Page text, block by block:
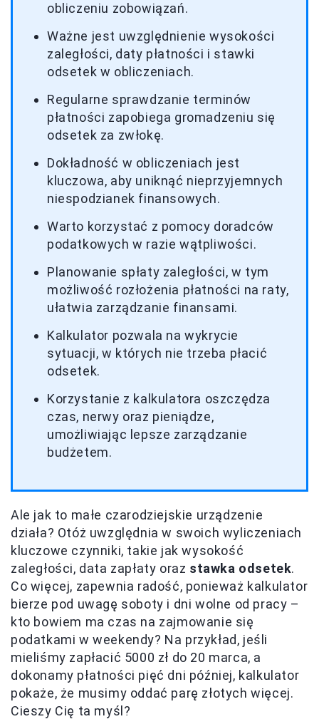
obliczeniu zobowiązań.
Ważne jest uwzględnienie wysokości
zaległości, daty płatności i stawki
odsetek w obliczeniach.
Regularne sprawdzanie terminów
płatności zapobiega gromadzeniu się
odsetek za zwłokę.
Dokładność w obliczeniach jest
kluczowa, aby uniknąć nieprzyjemnych
niespodzianek finansowych.
Warto korzystać z pomocy doradców
podatkowych w razie wątpliwości.
Planowanie spłaty zaległości, w tym
możliwość rozłożenia płatności na raty,
ułatwia zarządzanie finansami.
Kalkulator pozwala na wykrycie
sytuacji, w których nie trzeba płacić
odsetek.
Korzystanie z kalkulatora oszczędza
czas, nerwy oraz pieniądze,
umożliwiając lepsze zarządzanie
budżetem.
Ale jak to małe czarodziejskie urządzenie
działa? Otóż uwzględnia w swoich wyliczeniach
kluczowe czynniki, takie jak wysokość
zaległości, data zapłaty oraz stawka odsetek.
Co więcej, zapewnia radość, ponieważ kalkulator
bierze pod uwagę soboty i dni wolne od pracy –
kto bowiem ma czas na zajmowanie się
podatkami w weekendy? Na przykład, jeśli
mieliśmy zapłacić 5000 zł do 20 marca, a
dokonamy płatności pięć dni później, kalkulator
pokaże, że musimy oddać parę złotych więcej.
Cieszy Cię ta myśl?